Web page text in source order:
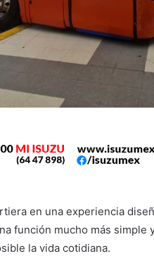
en una experiencia
función mucho más simple
la vida cotidiana.